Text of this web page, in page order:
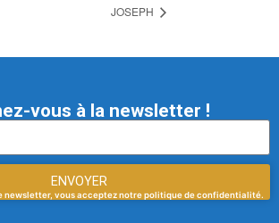
JOSEPH
vous à la newsletter !
ENVOYER
newsletter, vous acceptez notre politique de confidentialité.